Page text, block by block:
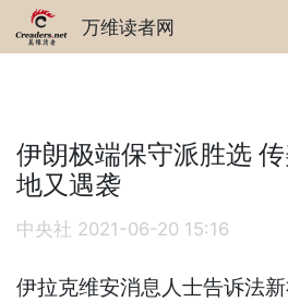
万维读者网
伊朗极端保守派胜选
地又遇袭
中央社 2021-06-20 15:16
伊拉克维安消息人士告诉法